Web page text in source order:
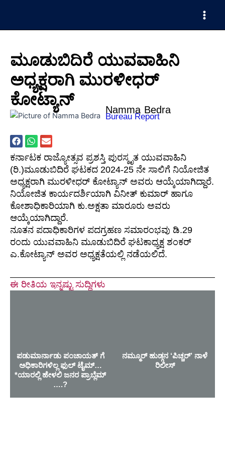
content
Main
ಮೂಡುಬಿದಿರೆ ಯುವವಾಹಿನಿ
ಅಧ್ಯಕ್ಷರಾಗಿ ಮುರಳೀಧರ್
ಕೋಟ್ಯಾನ್
Namma Bedra
Bureau Report
ಕರ್ನಾಟಕ ರಾಜ್ಯೋತ್ಸವ ಪ್ರಶಸ್ತಿ ಪುರಸ್ಕೃತ ಯುವವಾಹಿನಿ
(ರಿ.)ಮೂಡುಬಿದಿರೆ ಘಟಕದ 2024-25 ನೇ ಸಾಲಿಗೆ ನಿಯೋಜಿತ
ಅಧ್ಯಕ್ಷರಾಗಿ ಮುರಳೀಧರ್ ಕೋಟ್ಯಾನ್ ಅವರು ಆಯ್ಕೆಯಾಗಿದ್ದಾರೆ.
ನಿಯೋಜಿತ ಕಾರ್ಯದರ್ಶಿಯಾಗಿ ವಿನೀತ್ ಕುಮಾರ್ ಹಾಗೂ
ಕೋಶಾಧಿಕಾರಿಯಾಗಿ ಕು.ಅಕ್ಷತಾ ಮಾರೂರು ಅವರು
ಆಯ್ಕೆಯಾಗಿದ್ದಾರೆ.
ನೂತನ ಪದಾಧಿಕಾರಿಗಳ ಪದಗ್ರಹಣ ಸಮಾರಂಭವು ಡಿ.29
ರಂದು ಯುವವಾಹಿನಿ ಮೂಡುಬಿದಿರೆ ಘಟಕಾಧ್ಯಕ್ಷ ಶಂಕರ್
ಎ.ಕೋಟ್ಯಾನ್ ಅವರ ಅಧ್ಯಕ್ಷತೆಯಲ್ಲಿ ನಡೆಯಲಿದೆ.
ಈ ರೀತಿಯ ಇನ್ನಷ್ಟು ಸುದ್ದಿಗಳು
ಪಡುಮಾರ್ನಾಡು ಪಂಚಾಯತ್ ಗೆ
ಅಧಿಕಾರಿಗಳಿಲ್ಲ ಫುಲ್ ಟೈಮ್…
*ಯಾರಲ್ಲಿ ಹೇಳಲಿ ಜನರ ಪ್ರಾಬ್ಲೆಮ್
….?
ನಮ್ಮೂರ್ ಹುಡ್ಗನ ‘ಪಿಚ್ಚರ್’ ನಾಳೆ
ರಿಲೀಸ್